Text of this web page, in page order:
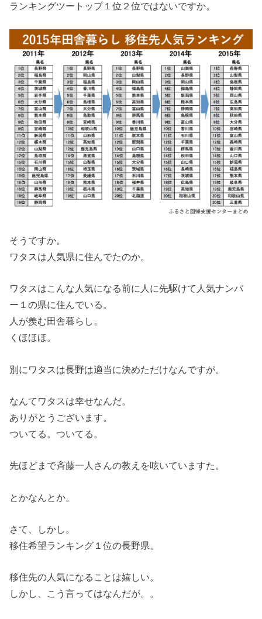
ランキングツートップ１位２位ではないですか。
そうですか。
ワタスは人気県に住んでたのか。
ワタスはこんな人気になる前に人に先駆けて人気ナンバ
ー１の県に住んでいる。
人が羨む田舎暮らし。
くほほほ。
別にワタスは長野は適当に決めただけなんですが。
なんてワタスは幸せなんだ。
ありがとうございます。
ついてる。ついてる。
先ほどまで斉藤一人さんの教えを呟いていますた。
とかなんとか。
さて、しかし。
移住希望ランキング１位の長野県。
移住先の人気になることは嬉しい。
しかし、こう言ってはなんだが。。